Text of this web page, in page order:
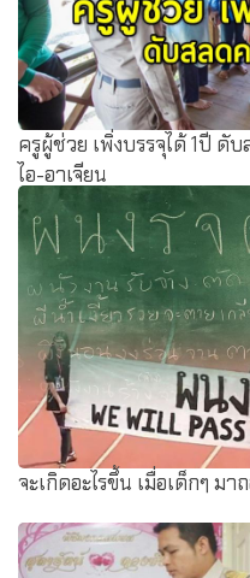
ครูผู้ช่วย เพิ่งบรรจุได้ 1ปี ดั
ไอ-อาเจียน
จะเกิดอะไรขึ้น เมื่อเด็กๆ ม